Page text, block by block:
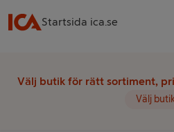
Startsida ica.se
Välj butik för rätt sortiment,
Välj